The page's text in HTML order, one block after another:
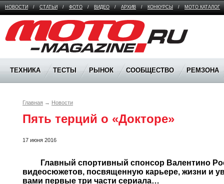
НОВОСТИ / СТАТЬИ / ФОТО / ВИДЕО / АРХИВ / КОНКУРСЫ / МОТО КАТАЛОГ
Moto Magazine
ТЕХНИКА ТЕСТЫ РЫНОК СООБЩЕСТВО РЕМЗОНА
Главная → Новости
Пять терций о «Докторе»
17 июня 2016
видеосюжетов, посвященную карьере, жизни и